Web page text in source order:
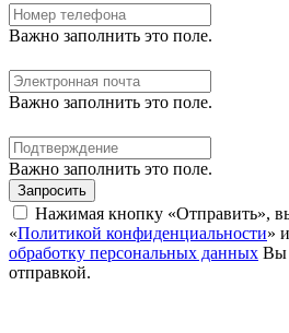
Важно заполнить это поле.
Важно заполнить это поле.
Важно заполнить это поле.
Запросить
Нажимая кнопку «Отправить»,
«Политикой конфиденциальности»
обработку персональных данных Вы
отправкой.